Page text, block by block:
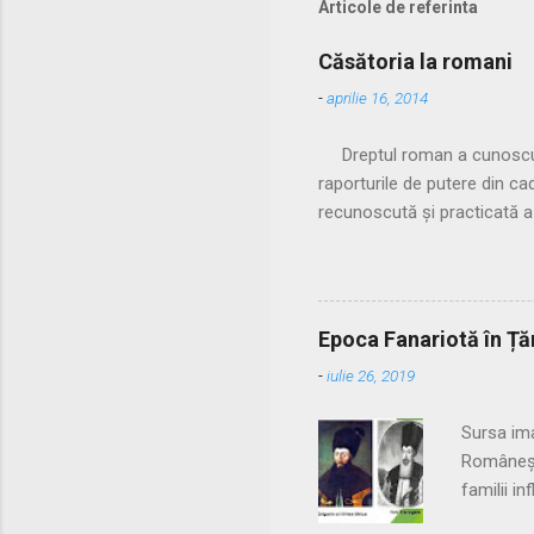
Articole de referinta
Căsătoria la romani
-aprilie 16, 2014
Dreptul roman a
raporturile de putere din
recunoscută și practicată
nelegitime. Pentru a
puterea tatălui ei (pater
cum manus putea fi
prezența pontifex
2. U...
Epoca Fanariotă în
-iulie 26, 2019
Sursa
familii